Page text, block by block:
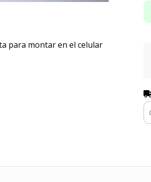
para montar en el celular